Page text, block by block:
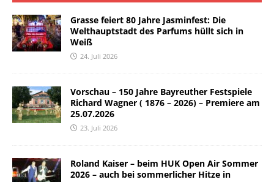
Grasse feiert 80 Jahre Jasminfest: Die
Welthauptstadt des Parfums hüllt sich in
Weiß
24. Juli 2026
Vorschau – 150 Jahre Bayreuther Festspiele
Richard Wagner ( 1876 – 2026) – Premiere am
25.07.2026
23. Juli 2026
Roland Kaiser – beim HUK Open Air Sommer
2026 – auch bei sommerlicher Hitze in